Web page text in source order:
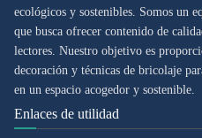
ecológicos y sostenibles. Somos un
que busca ofrecer contenido de
lectores. Nuestro objetivo es
decoración y técnicas de bricolaje
en un espacio acogedor y sostenible.
Enlaces de utilidad